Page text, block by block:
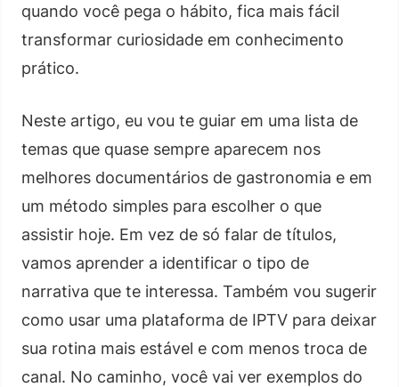
quando você pega o hábito, fica mais fácil
transformar curiosidade em conhecimento
prático.
Neste artigo, eu vou te guiar em uma lista de
temas que quase sempre aparecem nos
melhores documentários de gastronomia e em
um método simples para escolher o que
assistir hoje. Em vez de só falar de títulos,
vamos aprender a identificar o tipo de
narrativa que te interessa. Também vou sugerir
como usar uma plataforma de IPTV para deixar
sua rotina mais estável e com menos troca de
canal. No caminho, você vai ver exemplos do